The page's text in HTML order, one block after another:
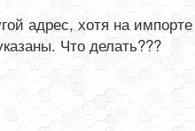
адрес, хотя на импорте
Что делать???